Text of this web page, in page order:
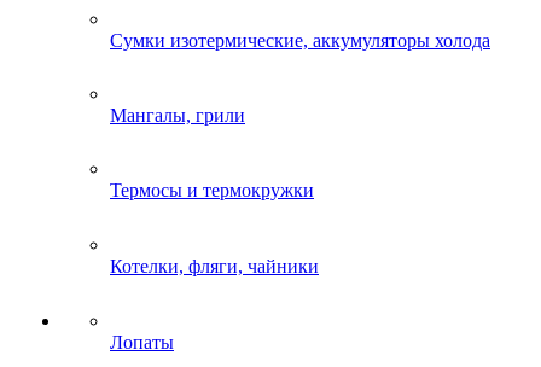
Сумки изотермические, аккумуляторы холода
Мангалы, грили
Термосы и термокружки
Котелки, фляги, чайники
Лопаты